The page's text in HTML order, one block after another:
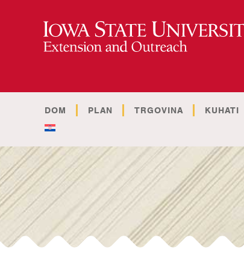
DOM PLAN TRGOVINA KUHATI